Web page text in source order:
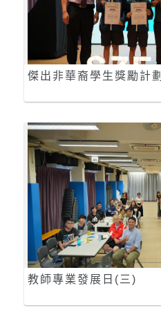
傑出非華裔學生獎勵計劃
教師專業發展日(三)